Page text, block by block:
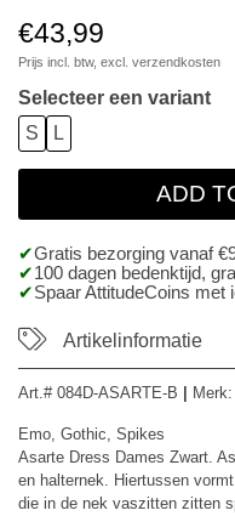
€43,99
Prijs incl. btw, excl. verzendkosten
Selecteer een variant
S
L
ADD
Gratis bezorging vanaf
100 dagen bedenktijd,
Spaar AttitudeCoins met
Artikelinformatie
Art.# 084D-ASARTE-B Merk:
Emo, Gothic, Spikes
Asarte Dress Dames Zwart.
en halternek. Hiertussen
die in de nek vaszitten zitten